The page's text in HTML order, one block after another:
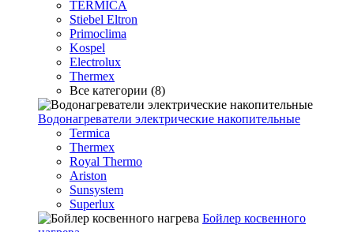
TERMICA
Stiebel Eltron
Primoclima
Kospel
Electrolux
Thermex
Все категории (8)
Водонагреватели электрические накопительные
Termica
Thermex
Royal Thermo
Ariston
Sunsystem
Superlux
Бойлер косвенного